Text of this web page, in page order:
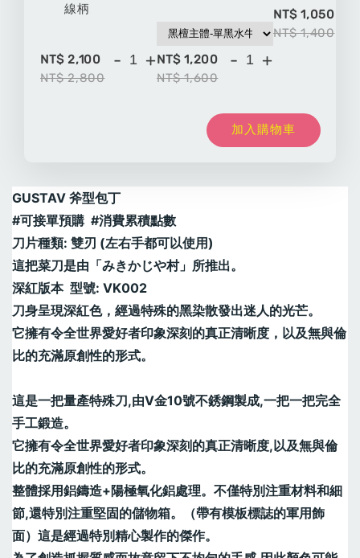
線柄
NT$ 2,100
NT$ 2,800
- +NT$ 1,200
NT$ 1,600
- +
NT$ 1,050
NT$ 1,400
加入購物車
GUSTAV 斧型包丁
#可接單預購  #消費累積點數
刀片種類: 雙刃 (左右手都可以使用)
這把菜刀是由「みきかじや村」所推出。
深紅版本  型號: VK002
刀身呈現深紅色，經過特殊的黑染散發出迷人的光芒。
它擁有令全世界愛好者印象深刻的真正清晰度，以及無與倫
比的充滿原創性的形式。
這是一把量產特殊刀,由V金10號不銹鋼製成,一把一把完全
手工鍛造。
它擁有令全世界愛好者印象深刻的真正清晰度,以及無與倫
比的充滿原創性的形式。
整體採用鋁鑄造+陽極氧化鋁處理。不僅特別注重材料和細
節,還特別注重堅固的儲物箱。（帶有模板標誌的軍用飾
面）這是經過特別精心製作的傑作。